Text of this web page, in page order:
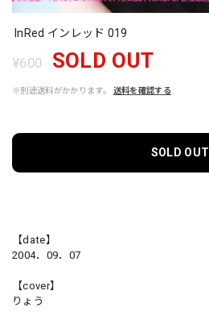
InRed インレッド 019
¥600 SOLD OUT
※別途送料がかかります。 送料を確認する
SOLD OUT
【date】
2004．09．07
【cover】
りょう